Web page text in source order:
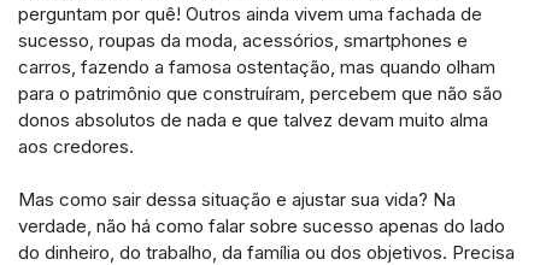
perguntam por quê! Outros ainda vivem uma fachada de
sucesso, roupas da moda, acessórios, smartphones e
carros, fazendo a famosa ostentação, mas quando olham
para o patrimônio que construíram, percebem que não são
donos absolutos de nada e que talvez devam muito alma
aos credores.
Mas como sair dessa situação e ajustar sua vida? Na
verdade, não há como falar sobre sucesso apenas do lado
do dinheiro, do trabalho, da família ou dos objetivos. Precisa